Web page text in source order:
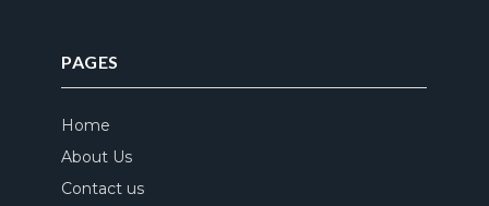
PAGES
Home
About Us
Contact us